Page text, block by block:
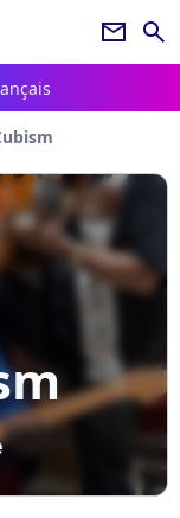
newsletter search